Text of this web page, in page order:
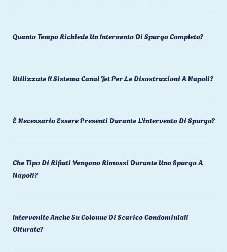
Quanto Tempo Richiede Un Intervento Di Spurgo Completo?
Utilizzate Il Sistema Canal Jet Per Le Disostruzioni A Napoli?
È Necessario Essere Presenti Durante L'intervento Di Spurgo?
Che Tipo Di Rifiuti Vengono Rimossi Durante Uno Spurgo A
Napoli?
Intervenite Anche Su Colonne Di Scarico Condominiali
Otturate?